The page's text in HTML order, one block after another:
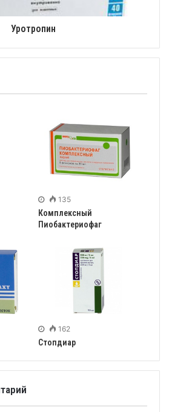
Уротропин
135
Комплексный
Пиобактериофаг
162
Стопдиар